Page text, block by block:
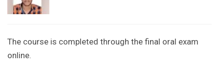
The course is completed through the final oral exam
online.